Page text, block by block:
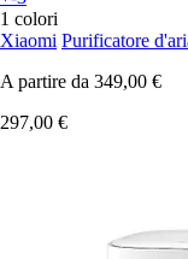
1 colori
Xiaomi Purificatore
A partire da 349,00 €
297,00 €